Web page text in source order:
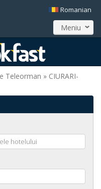
Romanian
Meniu
Teleorman » CIURARI-